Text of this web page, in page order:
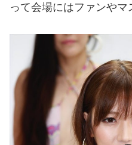
って会場にはファンやマ